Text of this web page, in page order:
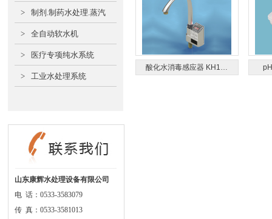
> 制剂.制药水处理.蒸汽
> 全自动软水机
> 医疗专项纯水系统
> 工业水处理系统
山东康辉水处理设备有限公司
电 话：0533-3583079
传 真：0533-3581013
酸化水消毒感应器 KH1…